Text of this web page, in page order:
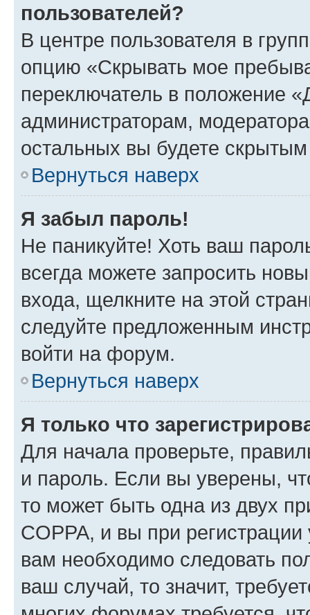
пользователей?
В центре пользователя в
опцию «Скрывать мое
переключатель в положение
администраторам,
остальных вы будете
Вернуться наверх
Я забыл пароль!
Не паникуйте! Хоть ваш
всегда можете запросить
входа, щелкните на этой
следуйте предложенным
войти на форум.
Вернуться наверх
Я только что
Для начала проверьте,
и пароль. Если вы уверены,
то может быть одна из двух
COPPA, и вы при
вам необходимо следовать
ваш случай, то значит,